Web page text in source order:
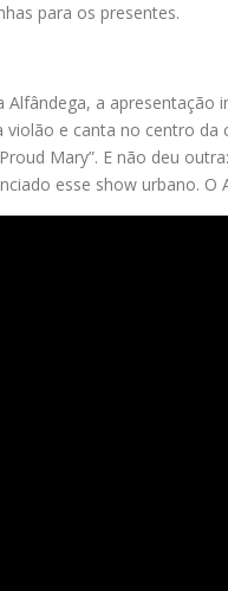
para os presentes.
a
e canta no centro da
Mary”. E não deu
esse show urbano. O